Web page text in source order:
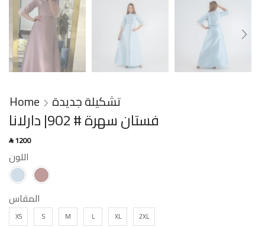
Home تشكيلة جديدة
فستان سهرة # 902| دارلانا
SAR1200
اللون
المقاس
XS S M L XL 2XL